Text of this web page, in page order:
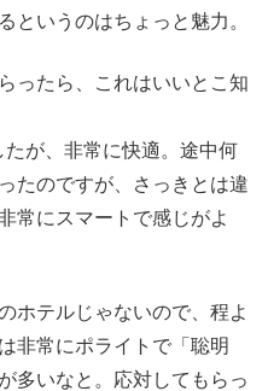
というのはちょっと魅力。
ったら、これはいいとこ知
が、非常に快適。途中何
たのですが、さっきとは違
常にスマートで感じがよ
ホテルじゃないので、程よ
非常にポライトで「聡明
多いなと。応対してもらっ